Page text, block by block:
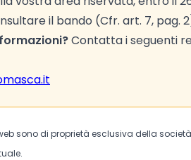
il bando (Cfr. art. 7, pag.
Contatta i seguenti
sono di proprietà esclusiva della